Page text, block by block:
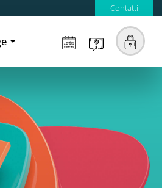
Contatti